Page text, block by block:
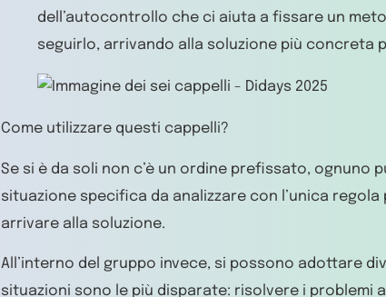
dell’autocontrollo che ci aiuta a fissare un
seguirlo, arrivando alla soluzione più concreta
Come utilizzare questi cappelli?
Se si è da soli non c’è un ordine prefissato, ognuno
situazione specifica da analizzare con l’unica
arrivare alla soluzione.
All’interno del gruppo invece, si possono adottare
situazioni sono le più disparate: risolvere i problemi